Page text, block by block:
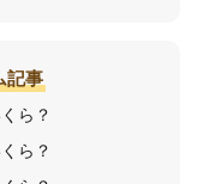
記事
ら？
ら？